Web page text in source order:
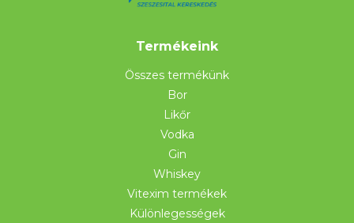
Termékeink
Összes termékünk
Bor
Likőr
Vodka
Gin
Whiskey
Vitexim termékek
Különlegességek